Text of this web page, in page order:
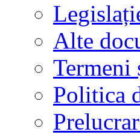
Alte
Politica